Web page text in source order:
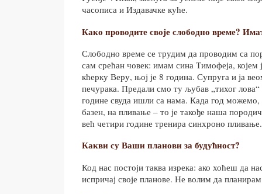
часописа и Издавачке куће.
Како проводите своје слободно време?
Слободно време се трудим да проводим са
сам срећан човек: имам сина Тимофеја, којем
кћерку Веру, њој је 8 година. Супруга и ја
печурака. Предали смо ту љубав „тихог
године свуда ишли са нама. Када год
базен, на пливање – то је такође наша
већ четири године тренира синхроно пливање.
Какви су Ваши планови за будућност?
Код нас постоји таква изрека: ако хоћеш да
испричај своје планове. Не волим да